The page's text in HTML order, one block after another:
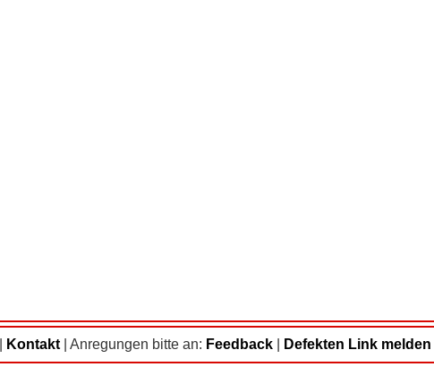
Kontakt| Anregungen bitte an: Feedback Defekten Link melden